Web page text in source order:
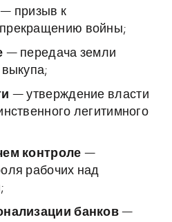
призыв к
войны;
— передача земли
выкупа;
— утверждение власти
легитимного
контроле —
рабочих над
банков —